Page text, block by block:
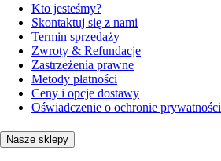
Kto jesteśmy?
Skontaktuj się z nami
Termin sprzedaży
Zwroty & Refundacje
Zastrzeżenia prawne
Metody płatności
Ceny i opcje dostawy
Oświadczenie o ochronie prywatności
Nasze sklepy